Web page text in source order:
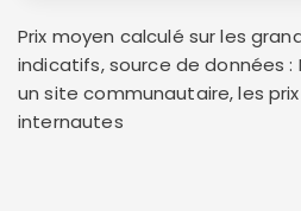
Prix moyen calculé sur les
indicatifs, source de données :
un site communautaire, les
internautes